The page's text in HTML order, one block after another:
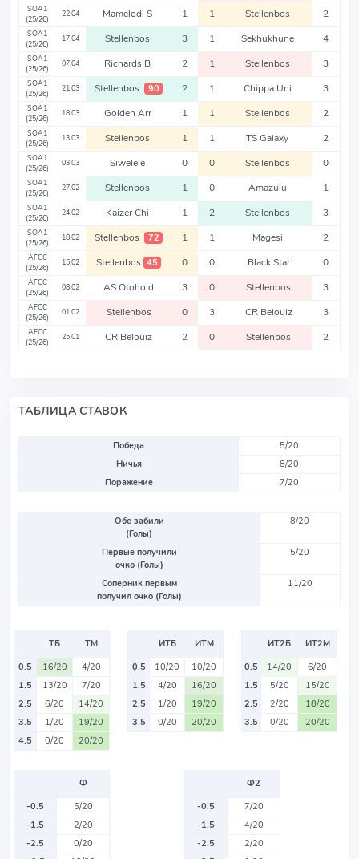
SOA1
(25/26)
22.04 Mamelodi S 1 1 Stellenbos 2
SOA1
(25/26)
17.04 Stellenbos 3 1 Sekhukhune 4
SOA1
(25/26)
07.04 Richards B 2 1 Stellenbos 3
SOA1
(25/26)
21.03 Stellenbos 90 2 1 Chippa Uni 3
SOA1
(25/26)
18.03 Golden Arr 1 1 Stellenbos 2
SOA1
(25/26)
13.03 Stellenbos 1 1 TS Galaxy 2
SOA1
(25/26)
03.03 Siwelele 0 0 Stellenbos 0
SOA1
(25/26)
27.02 Stellenbos 1 0 Amazulu 1
SOA1
(25/26)
24.02 Kaizer Chi 1 2 Stellenbos 3
SOA1
(25/26)
18.02 Stellenbos 72 1 1 Magesi 2
AFCC
(25/26)
15.02 Stellenbos 45 0 0 Black Star 0
AFCC
(25/26)
08.02 AS Otoho d 3 0 Stellenbos 3
AFCC
(25/26)
01.02 Stellenbos 0 3 CR Belouiz 3
AFCC
(25/26)
25.01 CR Belouiz 2 0 Stellenbos 2
ТАБЛИЦА СТАВОК
Победа
5/20
Ничья
8/20
Поражение
7/20
Обе забили
(Голы)
8/20
Первые получили
очко (Голы)
5/20
Соперник первым
получил очко (Голы)
11/20
ТБ
ТМ
0.5
16/20
4/20
1.5
13/20
7/20
2.5
6/20
14/20
3.5
1/20
19/20
4.5
0/20 20/20
ИТБ
ИТМ
0.5
10/20
10/20
1.5
4/20
16/20
2.5
1/20
19/20
3.5
0/20 20/20
ИТ2Б
ИТ2М
0.5
14/20
6/20
1.5
5/20
15/20
2.5
2/20
18/20
3.5
0/20 20/20
Ф
-0.5
5/20
-1.5
2/20
-2.5
0/20
Ф2
-0.5
7/20
-1.5
4/20
-2.5
2/20